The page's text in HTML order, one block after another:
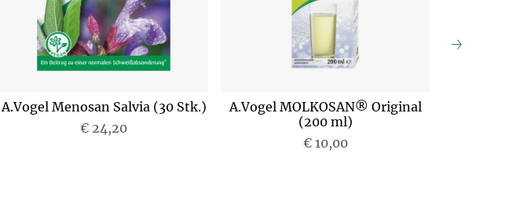
A.Vogel Menosan Salvia (30 Stk.)
€ 24,20
A.Vogel MOLKOSAN® Original
(200 ml)
€ 10,00
P
P